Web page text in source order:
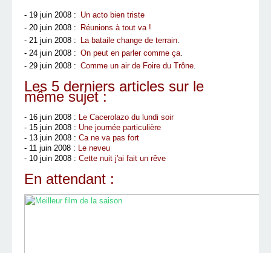
- 19 juin 2008 : Un acto bien triste
- 20 juin 2008 :
Réunions à tout va !
- 21 juin 2008 :
La bataile change de terrain.
- 24 juin 2008 : On peut en parler comme ça.
- 29 juin 2008 : Comme un air de Foire du Trône.
Les 5 derniers articles sur le
même sujet :
- 16 juin 2008 : Le Cacerolazo du lundi soir
- 15 juin 2008 : Une journée particulière
- 13 juin 2008 : Ca ne va pas fort
- 11 juin 2008 : Le neveu
- 10 juin 2008 : Cette nuit j'ai fait un rêve
En attendant :